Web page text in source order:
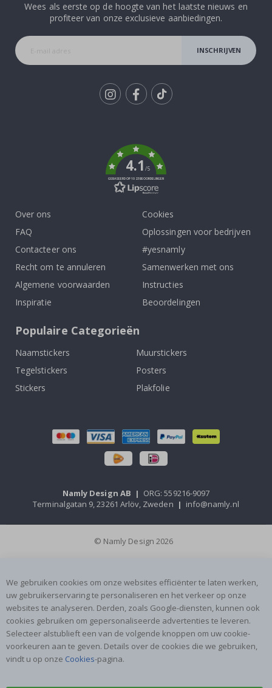
Wees als eerste op de hoogte van het laatste nieuws en
profiteer van onze exclusieve aanbiedingen.
INSCHRIJVEN
4.1/5
GEBASEERD OP 1023 BEOORDELINGEN
Over ons
FAQ
Contacteer ons
Recht om te annuleren
Algemene voorwaarden
Inspiratie
Cookies
Oplossingen voor bedrijven
#yesnamly
Samenwerken met ons
Instructies
Beoordelingen
Populaire Categorieën
Naamstickers
Muurstickers
Tegelstickers
Posters
Stickers
Plakfolie
Namly Design AB | ORG: 559216-9097
Terminalgatan 9, 23261 Arlöv, Zweden | info@namly.nl
© Namly Design 2026
We gebruiken cookies om onze websites efficiënter te laten werken,
uw gebruikerservaring te personaliseren en het verkeer op onze
websites te analyseren. Derden, zoals Google-diensten, kunnen ook
cookies gebruiken om gepersonaliseerde advertenties te leveren.
Selecteer alstublieft een van de volgende knoppen om uw cookie-
voorkeuren aan te geven. Details over de cookies die we gebruiken,
vindt u op onze Cookies-pagina.